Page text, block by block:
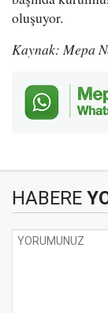
oluşuyor.
Kaynak: Mepa
HABERE